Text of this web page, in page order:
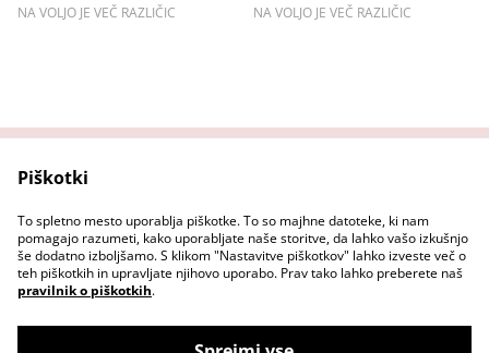
NA VOLJO JE VEČ RAZLIČIC NA VOLJO JE VEČ RAZLIČIC
Pravni pogoji
Pravilnik o zasebnosti
Pravilnik o piškotkih
Piškotki
To spletno mesto uporablja piškotke. To so majhne datoteke, ki nam
pomagajo razumeti, kako uporabljate naše storitve, da lahko vašo izkušnjo
še dodatno izboljšamo. S klikom "Nastavitve piškotkov" lahko izveste več o
teh piškotkih in upravljate njihovo uporabo. Prav tako lahko preberete naš
pravilnik o piškotkih.